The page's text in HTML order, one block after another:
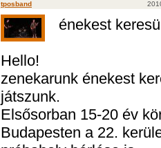
tposband
énekest
Hello!
zenekarunk énekest
játszunk.
Elsősorban 15-20 év
Budapesten a 22.